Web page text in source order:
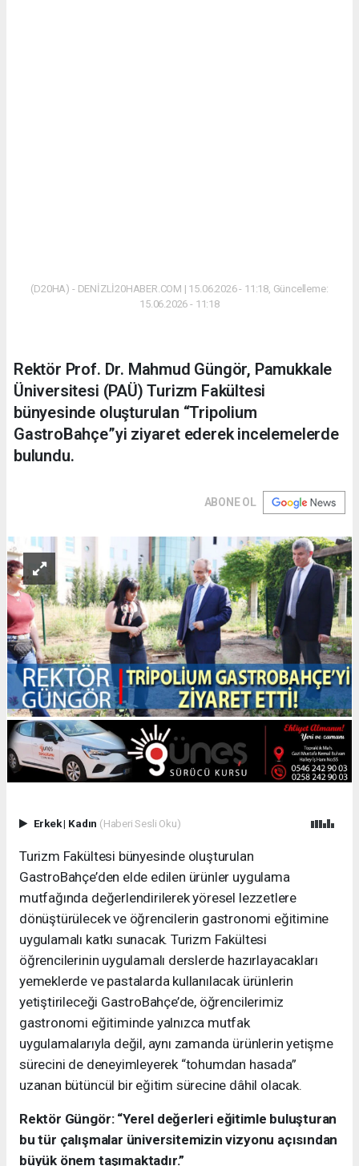
(D20HA) - DENİZLİ20HABER.COM | 15.06.2026 - 11:18, Güncelleme:
15.06.2026 - 11:18
Rektör Prof. Dr. Mahmud Güngör, Pamukkale
Üniversitesi (PAÜ) Turizm Fakültesi
bünyesinde oluşturulan “Tripolium
GastroBahçe”yi ziyaret ederek incelemelerde
bulundu.
ABONE OL
Erkek| Kadın (Haberi Sesli Oku)
Turizm Fakültesi bünyesinde oluşturulan
GastroBahçe’den elde edilen ürünler uygulama
mutfağında değerlendirilerek yöresel lezzetlere
dönüştürülecek ve öğrencilerin gastronomi eğitimine
uygulamalı katkı sunacak. Turizm Fakültesi
öğrencilerinin uygulamalı derslerde hazırlayacakları
yemeklerde ve pastalarda kullanılacak ürünlerin
yetiştirileceği GastroBahçe’de, öğrencilerimiz
gastronomi eğitiminde yalnızca mutfak
uygulamalarıyla değil, aynı zamanda ürünlerin yetişme
sürecini de deneyimleyerek “tohumdan hasada”
uzanan bütüncül bir eğitim sürecine dâhil olacak.
Rektör Güngör: “Yerel değerleri eğitimle buluşturan
bu tür çalışmalar üniversitemizin vizyonu açısından
büyük önem taşımaktadır.”